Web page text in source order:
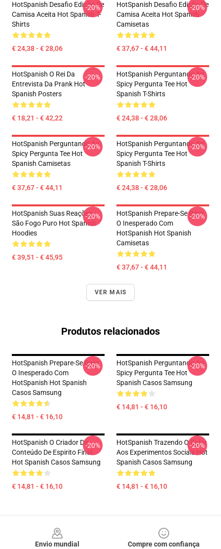
HotSpanish Desafio Edição De
Camisa Aceita Hot Spanish T-
Shirts
€ 24,38 - € 28,06
-20%
HotSpanish Desafio Edição De
Camisa Aceita Hot Spanish
Camisetas
€ 37,67 - € 44,11
-20%
HotSpanish O Rei Da
Entrevista Da Prank Hot
Spanish Posters
€ 18,21 - € 42,22
-20%
HotSpanish Perguntando Ao
Spicy Pergunta Tee Hot
Spanish T-Shirts
€ 24,38 - € 28,06
-20%
HotSpanish Perguntando Ao
Spicy Pergunta Tee Hot
Spanish Camisetas
€ 37,67 - € 44,11
-20%
HotSpanish Perguntando Ao
Spicy Pergunta Tee Hot
Spanish T-Shirts
€ 24,38 - € 28,06
-20%
HotSpanish Suas Reações
São Fogo Puro Hot Spanish
Hoodies
€ 39,51 - € 45,95
-20%
HotSpanish Prepare-Se Para
O Inesperado Com
HotSpanish Hot Spanish
Camisetas
€ 37,67 - € 44,11
-20%
VER MAIS
Produtos relacionados
HotSpanish Prepare-Se Para
O Inesperado Com
HotSpanish Hot Spanish
Casos Samsung
€ 14,81 - € 16,10
-20%
HotSpanish Perguntando Ao
Spicy Pergunta Tee Hot
Spanish Casos Samsung
€ 14,81 - € 16,10
-20%
HotSpanish O Criador De
Conteúdo De Espirito Final
Hot Spanish Casos Samsung
€ 14,81 - € 16,10
-20%
HotSpanish Trazendo O Calor
Aos Experimentos Sociais Hot
Spanish Casos Samsung
€ 14,81 - € 16,10
-20%
Envio mundial
Compre com confiança